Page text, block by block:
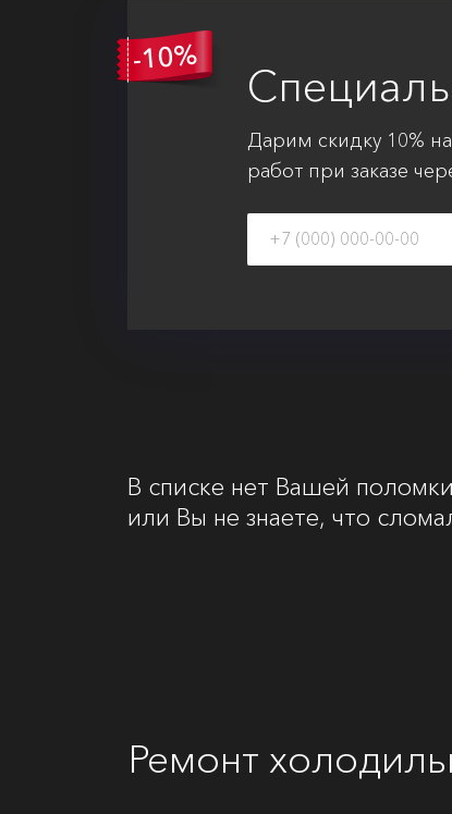
Дарим скидку 10%
работ при заказе
В списке нет Вашей поломки
или Вы не знаете, что
Ремонт